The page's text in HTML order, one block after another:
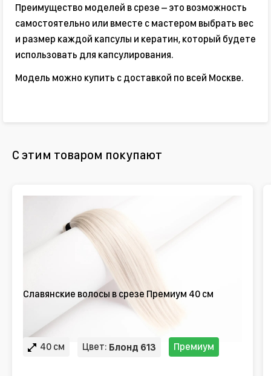
Преимущество моделей в срезе – это возможность
самостоятельно или вместе с мастером выбрать вес
и размер каждой капсулы и кератин, который будете
использовать для капсулирования.
Модель можно купить с доставкой по всей Москве.
С этим товаром покупают
Славянские волосы в срезе Премиум 40 см
40 см Цвет: Блонд 613 Премиум